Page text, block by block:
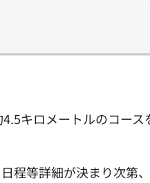
キロメートルのコー
程等詳細が決まり次第